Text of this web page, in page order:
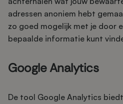
adressen anoniem hebt
zo goed mogelijk met je door
bepaalde informatie kunt
Google Analytics
De tool Google Analytics